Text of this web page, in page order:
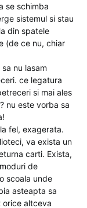
se schimba
sistemul si stau
din spatele
(de ce nu, chiar
nu lasam
ce legatura
si mai ales
nu este vorba sa
fel, exagerata.
va exista un
carti. Exista,
de
scoala unde
asteapta sa
altceva